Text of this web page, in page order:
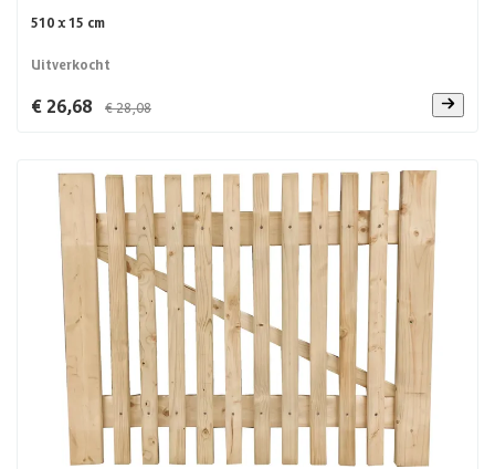
510 x 15 cm
Uitverkocht
€ 26,68 € 28,08